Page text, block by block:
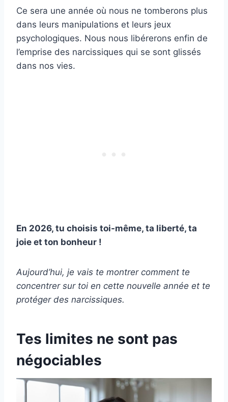
Ce sera une année où nous ne tomberons plus
dans leurs manipulations et leurs jeux
psychologiques. Nous nous libérerons enfin de
l’emprise des narcissiques qui se sont glissés
dans nos vies.
En 2026, tu choisis toi-même, ta liberté, ta
joie et ton bonheur !
Aujourd’hui, je vais te montrer comment te
concentrer sur toi en cette nouvelle année et te
protéger des narcissiques.
Tes limites ne sont pas
négociables